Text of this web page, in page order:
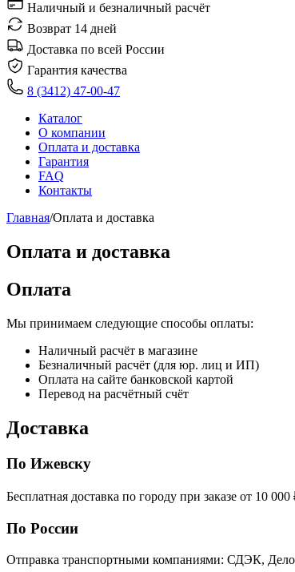
Наличный и безналичный расчёт
Возврат 14 дней
Доставка по всей России
Гарантия качества
8 (3412) 47-00-47
Каталог
О компании
Оплата и доставка
Гарантия
FAQ
Контакты
Главная/Оплата и доставка
Оплата и доставка
Оплата
Мы принимаем следующие способы оплаты:
Наличный расчёт в магазине
Безналичный расчёт (для юр. лиц и ИП)
Оплата на сайте банковской картой
Перевод на расчётный счёт
Доставка
По Ижевску
Бесплатная доставка по городу при заказе от 10
По России
Отправка транспортными компаниями: СДЭК,